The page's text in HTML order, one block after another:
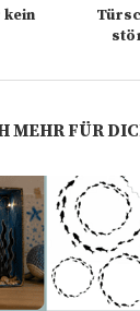
kein
MEHR FÜR